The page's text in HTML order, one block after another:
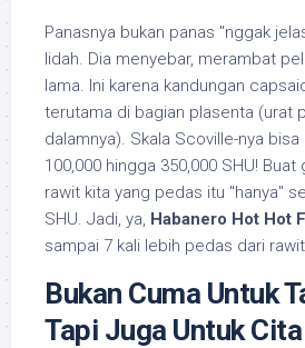
Panasnya bukan panas "nggak
lidah. Dia menyebar, merambat
lama. Ini karena kandungan
terutama di bagian plasenta (urat
dalamnya). Skala Scoville-nya
100,000 hingga 350,000 SHU!
rawit kita yang pedas itu "hanya"
SHU. Jadi, ya, Habanero Hot Hot
sampai 7 kali lebih pedas dari
Bukan Cuma Untuk
Tapi Juga Untuk